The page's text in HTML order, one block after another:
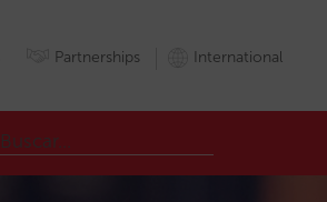
Partnerships International